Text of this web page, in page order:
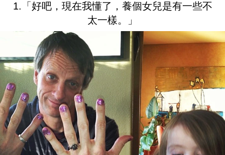
1.「好吧，現在我懂了，養個女兒是有一些不
太一樣。」